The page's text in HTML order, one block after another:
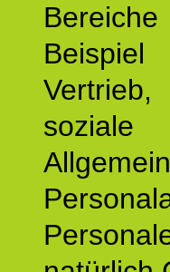
Vertrieb,